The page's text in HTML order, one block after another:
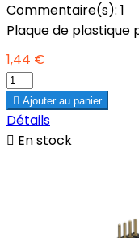
Commentaire(s): 1
Plaque de
1,44 €
 Ajouter au panier
Détails
 En stock